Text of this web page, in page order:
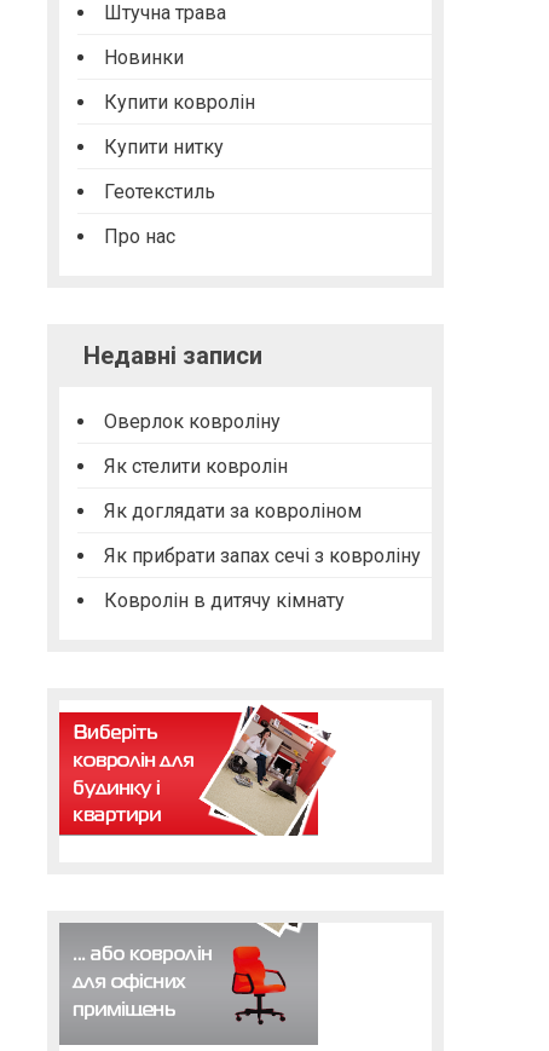
Штучна трава
Новинки
Купити ковролін
Купити нитку
Геотекстиль
Про нас
Недавні записи
Оверлок ковроліну
Як стелити ковролін
Як доглядати за ковроліном
Як прибрати запах сечі з ковроліну
Ковролін в дитячу кімнату